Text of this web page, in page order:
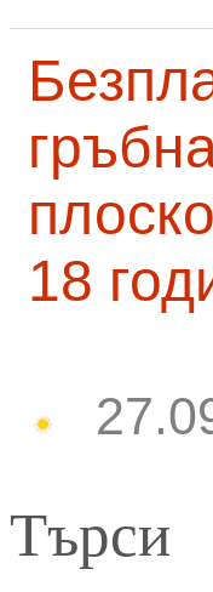
18
Търси